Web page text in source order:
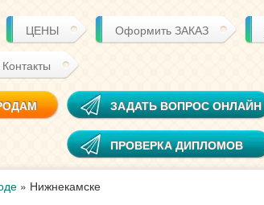
ЦЕНЫ Оформить ЗАКАЗ
Контакты
ЗАДАТЬ ВОПРОС ОНЛАЙН
ПРОВЕРКА ДИПЛОМОВ
» Нижнекамске